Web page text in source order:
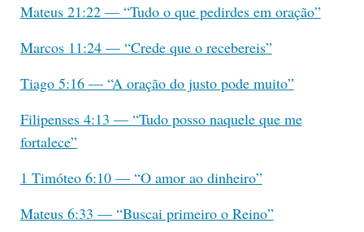
Mateus 21:22 — “Tudo o que pedirdes em oração”
Marcos 11:24 — “Crede que o recebereis”
Tiago 5:16 — “A oração do justo pode muito”
Filipenses 4:13 — “Tudo posso naquele que me
fortalece”
1 Timóteo 6:10 — “O amor ao dinheiro”
Mateus 6:33 — “Buscai primeiro o Reino”